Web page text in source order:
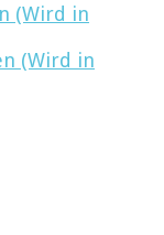
(Wird in
(Wird in